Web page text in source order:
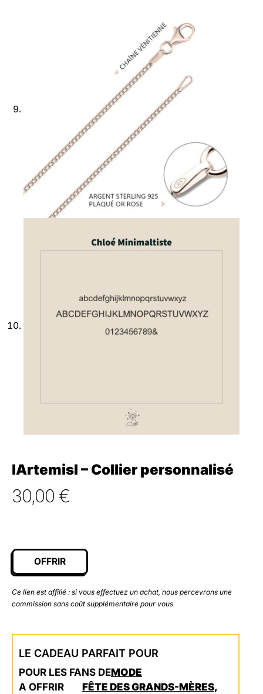
lArtemisl – Collier personnalisé
30,00 €
OFFRIR
Ce lien est affilié : si vous effectuez un achat, nous percevrons une
commission sans coût supplémentaire pour vous.
LE CADEAU PARFAIT POUR
POUR LES FANS DEMODE
A OFFRIR
FÊTE DES GRANDS-MÈRES,